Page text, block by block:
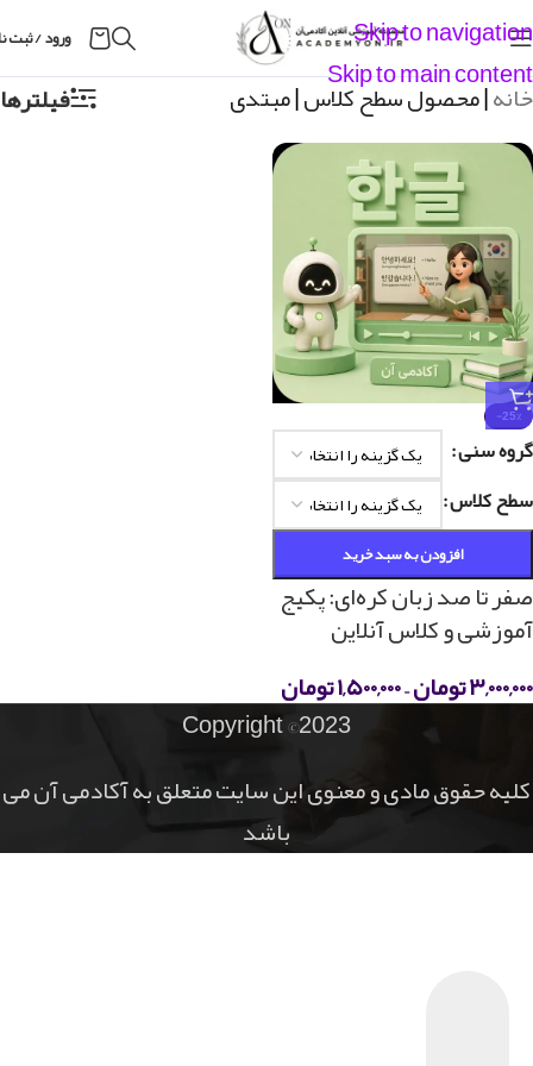
Skip to navigation
Skip to main content
ورود / ثبت
خانه|محصول سطح کلاس|مبتدی فیلترها
-25%
گروه سنی
سطح کلاس
افزودن به سبد خرید
صفر تا صد زبان کره‌ای: پکیج
آموزشی و کلاس آنلاین
۳,۰۰۰,۰۰۰تومان–۱,۵۰۰,۰۰۰تومان
Copyright ©2023
کلیه حقوق مادی و معنوی این سایت متعلق به آکادمی آن می
باشد